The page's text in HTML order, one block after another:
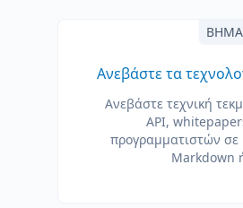
ΒΉΜΑ
Ανεβάστε τα
Ανεβάστε τεχνική
API,
προγραμματιστών σε
Markdown